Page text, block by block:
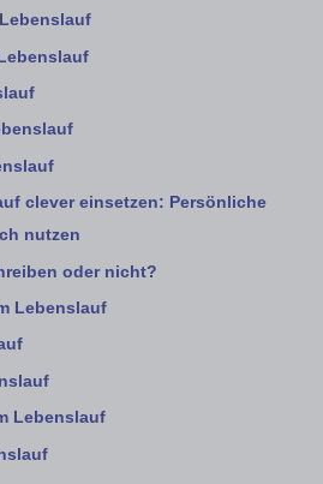
clever einsetzen: Persönliche
nutzen
oder nicht?
Lebenslauf
Lebenslauf